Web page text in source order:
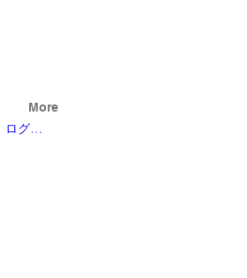
ログイン
More